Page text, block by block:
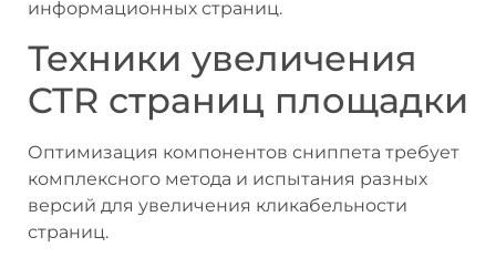
информационных страниц.
Техники увеличения
CTR страниц площадки
Оптимизация компонентов сниппета требует
комплексного метода и испытания разных
версий для увеличения кликабельности
страниц.